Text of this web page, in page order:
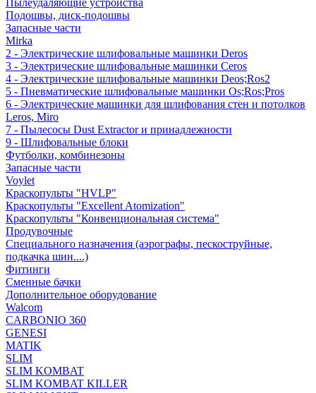
Пылеудаляющие устройства
Подошвы, диск-подошвы
Запасные части
Mirka
2 - Электрические шлифовальные машинки Deros
3 - Электрические шлифовальные машинки Ceros
4 - Электрические шлифовальные машинки Deos;Ros2
5 - Пневматические шлифовальные машинки Os;Ros;Pros
6 - Электрические машинки для шлифования стен и потолков
Leros, Miro
7 - Пылесосы Dust Extractor и принадлежности
9 - Шлифовальные блоки
Футболки, комбинезоны
Запасные части
Voylet
Краскопульты "HVLP"
Краскопульты "Excellent Atomization"
Краскопульты "Конвенциональная система"
Продувочные
Специального назначения (аэрографы, пескоструйные,
подкачка шин....)
Фитинги
Сменные бачки
Дополнительное оборудование
Walcom
CARBONIO 360
GENESI
MATIK
SLIM
SLIM KOMBAT
SLIM KOMBAT KILLER